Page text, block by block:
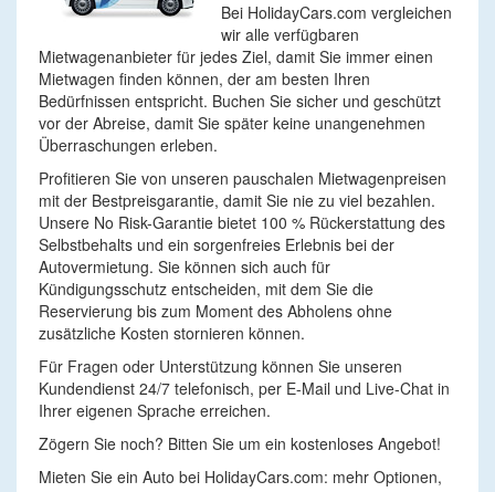
Bei HolidayCars.com vergleichen
wir alle verfügbaren
Mietwagenanbieter für jedes Ziel, damit Sie immer einen
Mietwagen finden können, der am besten Ihren
Bedürfnissen entspricht. Buchen Sie sicher und geschützt
vor der Abreise, damit Sie später keine unangenehmen
Überraschungen erleben.
Profitieren Sie von unseren pauschalen Mietwagenpreisen
mit der Bestpreisgarantie, damit Sie nie zu viel bezahlen.
Unsere No Risk-Garantie bietet 100 % Rückerstattung des
Selbstbehalts und ein sorgenfreies Erlebnis bei der
Autovermietung. Sie können sich auch für
Kündigungsschutz entscheiden, mit dem Sie die
Reservierung bis zum Moment des Abholens ohne
zusätzliche Kosten stornieren können.
Für Fragen oder Unterstützung können Sie unseren
Kundendienst 24/7 telefonisch, per E-Mail und Live-Chat in
Ihrer eigenen Sprache erreichen.
Zögern Sie noch? Bitten Sie um ein kostenloses Angebot!
Mieten Sie ein Auto bei HolidayCars.com: mehr Optionen,